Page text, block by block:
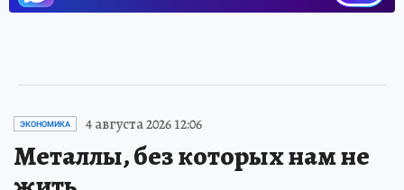
ЭКОНОМИКА 4 августа 2026 12:06
Металлы, без которых нам не